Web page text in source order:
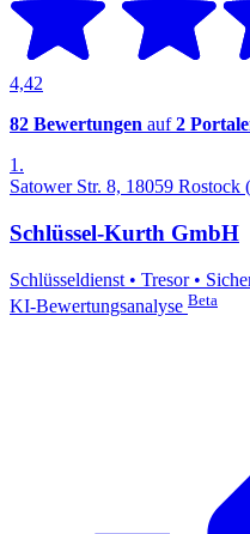
4,42
82 Bewertungen auf2
1.
Satower Str. 8, 18059 Rostock
Schlüssel-Kurth GmbH
Schlüsseldienst • Tresor •
KI-Bewertungsanalyse Beta